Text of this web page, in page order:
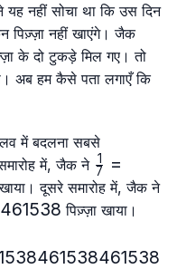
नहीं सोचा था कि उस दिन
पिज़्ज़ा नहीं खाएंगे। जैक
के दो टुकड़े मिल गए। तो
अब हम कैसे पता लगाएँ कि
में बदलना सबसे
में, जैक ने \frac{1}
7
1
=
खाया। दूसरे समारोह में, जैक ने
पिज़्ज़ा खाया।
<